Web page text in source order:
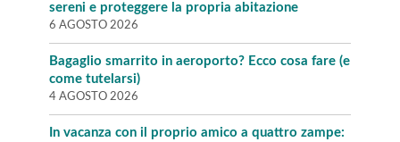
sereni e proteggere la propria abitazione
6 AGOSTO 2026
Bagaglio smarrito in aeroporto? Ecco cosa fare (e
come tutelarsi)
4 AGOSTO 2026
In vacanza con il proprio amico a quattro zampe: